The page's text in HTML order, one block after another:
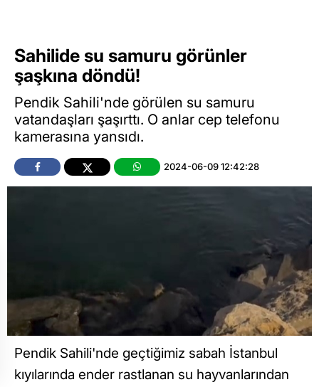
Sahilide su samuru görünler
şaşkına döndü!
Pendik Sahili'nde görülen su samuru
vatandaşları şaşırttı. O anlar cep telefonu
kamerasına yansıdı.
2024-06-09 12:42:28
Pendik Sahili'nde geçtiğimiz sabah İstanbul
kıyılarında ender rastlanan su hayvanlarından